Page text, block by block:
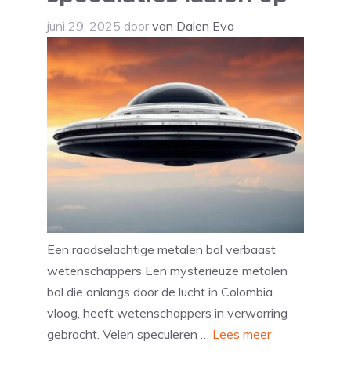
juni 29, 2025 door van Dalen Eva
Een raadselachtige metalen bol verbaast
wetenschappers Een mysterieuze metalen
bol die onlangs door de lucht in Colombia
vloog, heeft wetenschappers in verwarring
gebracht. Velen speculeren … Lees meer